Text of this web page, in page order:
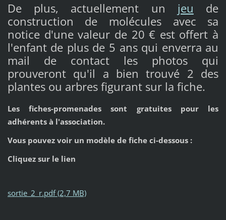
De plus, actuellement un jeu de
construction de molécules avec sa
notice d'une valeur de 20 € est offert à
l'enfant de plus de 5 ans qui enverra au
mail de contact les photos qui
prouveront qu'il a bien trouvé 2 des
plantes ou arbres figurant sur la fiche.
Les fiches-promenades sont gratuites pour les
adhérents à l'association.
Vous pouvez voir un modèle de fiche ci-dessous :
Cliquez sur le lien
sortie_2_r.pdf (2,7 MB)